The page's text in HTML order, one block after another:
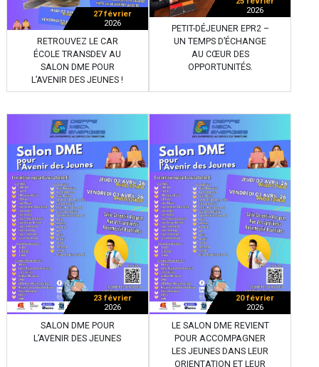
27 février
2026
RETROUVEZ LE CAR
ÉCOLE TRANSDEV AU
SALON DME POUR
L’AVENIR DES JEUNES !
2026
PETIT-DÉJEUNER EPR2 –
UN TEMPS D’ÉCHANGE
AU CŒUR DES
OPPORTUNITÉS.
23 février
2026
SALON DME POUR
L’AVENIR DES JEUNES
20 février
2026
LE SALON DME REVIENT
POUR ACCOMPAGNER
LES JEUNES DANS LEUR
ORIENTATION ET LEUR